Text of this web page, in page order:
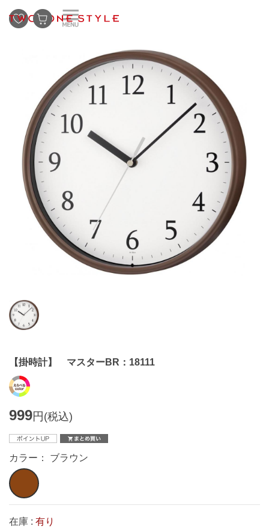
【掛時計】 マスターBR：18111
999円(税込)
カラー： ブラウン
在庫 : 有り